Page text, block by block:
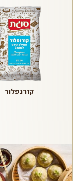
קורנפלור